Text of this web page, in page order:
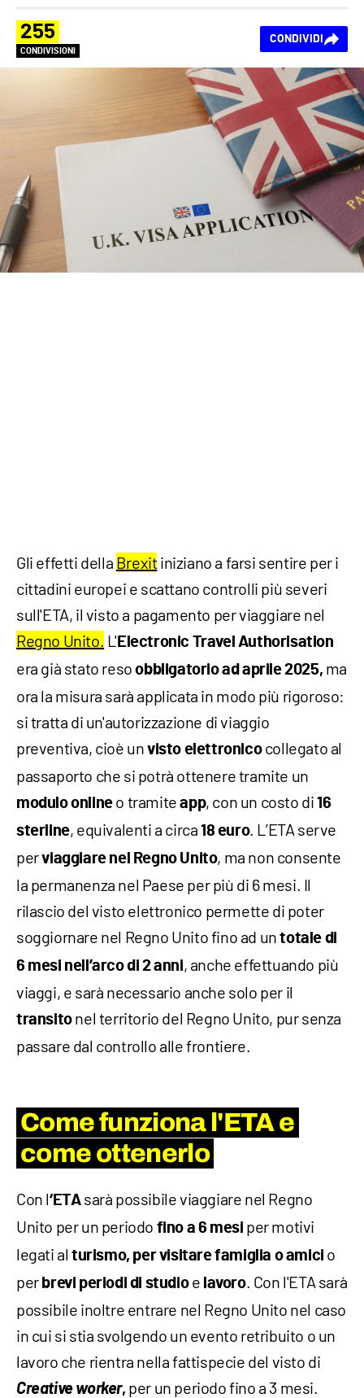
255
CONDIVISIONI
CONDIVIDI
Gli effetti della Brexitiniziano a farsi sentire per i
cittadini europei e scattano controlli più severi
sull'ETA, il visto a pagamento per viaggiare nel
Regno Unito. L' Electronic Travel Authorisation
era già stato resoobbligatorio ad aprile 2025, ma
ora la misura sarà applicata in modo più rigoroso:
si tratta di un'autorizzazione di viaggio
preventiva, cioè unvisto elettronicocollegato al
passaporto che si potrà ottenere tramite un
modulo onlineo tramiteapp, con un costo di16
sterline, equivalenti a circa18 euro. L’ETA serve
perviaggiare nel Regno Unito, ma non consente
la permanenza nel Paese per più di 6 mesi. Il
rilascio del visto elettronico permette di poter
soggiornare nel Regno Unito fino ad untotale di
6 mesi nell’arco di 2 anni, anche effettuando più
viaggi, e sarà necessario anche solo per il
transitonel territorio del Regno Unito, pur senza
passare dal controllo alle frontiere.
Come funziona l'ETA e
come ottenerlo
Con l‘ETAsarà possibile viaggiare nel Regno
Unito per un periodo fino a 6 mesi per motivi
legati al turismo, per visitare famiglia o amici o
perbrevi periodi di studioe lavoro. Con l'ETA sarà
possibile inoltre entrare nel Regno Unito nel caso
in cui si stia svolgendo un evento retribuito o un
lavoro che rientra nella fattispecie del visto di
Creative worker, per un periodo fino a 3 mesi.